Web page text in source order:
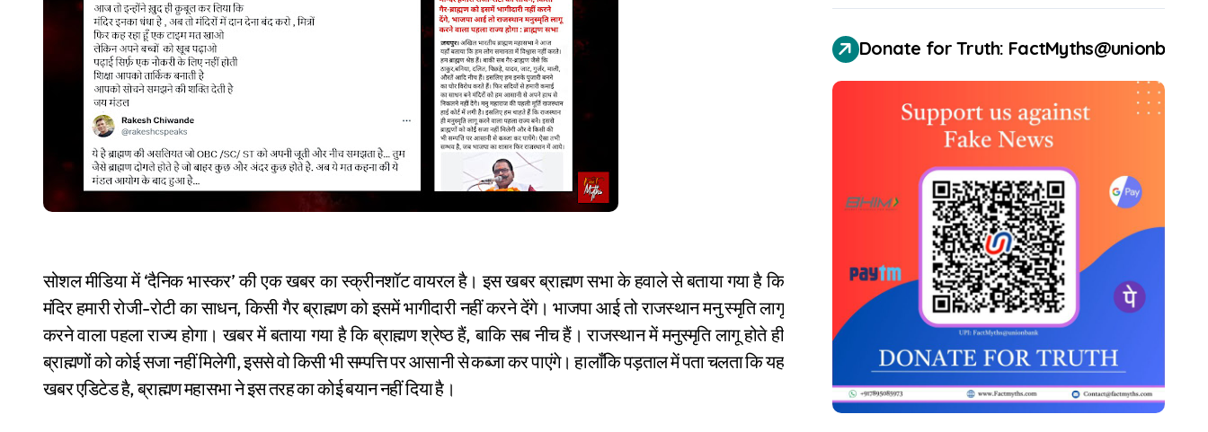
सोशल मीडिया में ‘दैनिक भास्कर’ की एक खबर का स्क्रीनशॉट वायरल है। इस खबर ब्राह्मण सभा के हवाले से बताया गया है कि
मंदिर हमारी रोजी-रोटी का साधन, किसी गैर ब्राह्मण को इसमें भागीदारी नहीं करने देंगे। भाजपा आई तो राजस्थान मनु स्मृति लागू
करने वाला पहला राज्य होगा। खबर में बताया गया है कि ब्राह्मण श्रेष्ठ हैं, बाकि सब नीच हैं। राजस्थान में मनुस्मृति लागू होते ही
ब्राह्मणों को कोई सजा नहीं मिलेगी, इससे वो किसी भी सम्पत्ति पर आसानी से कब्जा कर पाएंगे। हालाँकि पड़ताल में पता चलता कि यह
खबर एडिटेड है, ब्राह्मण महासभा ने इस तरह का कोई बयान नहीं दिया है।
Donate for Truth: FactMyths@unionbank